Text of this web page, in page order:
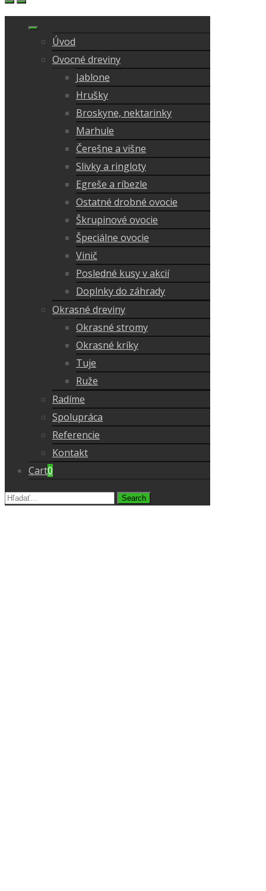
Úvod
Ovocné dreviny
Jablone
Hrušky
Broskyne, nektarinky
Marhule
Čerešne a višne
Slivky a ringloty
Egreše a ríbezle
Ostatné drobné ovocie
Škrupinové ovocie
Špeciálne ovocie
Vinič
Posledné kusy v akcií
Doplnky do záhrady
Okrasné dreviny
Okrasné stromy
Okrasné kríky
Tuje
Ruže
Radíme
Spolupráca
Referencie
Kontakt
Cart0
Search